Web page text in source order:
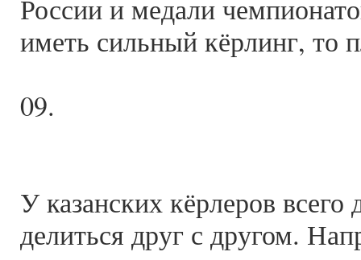
России и медали
иметь сильный кёрлинг, то
09.
У казанских кёрлеров
делиться друг с другом.